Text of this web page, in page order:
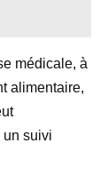
médicale, à
alimentaire,
un suivi